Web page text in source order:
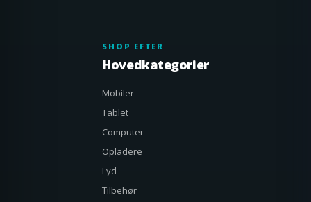
SHOP EFTER
Hovedkategorier
Mobiler
Tablet
Computer
Opladere
Lyd
Tilbehør